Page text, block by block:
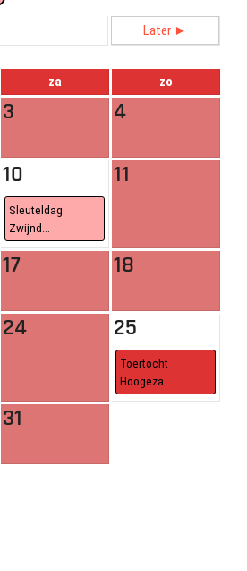
Later ►
za zo
3 4
10
Sleuteldag
Zwijnd...
11
17 18
24 25
Toertocht
Hoogeza...
31